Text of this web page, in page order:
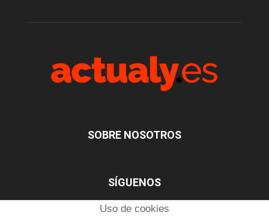
SOBRE NOSOTROS
SÍGUENOS
Uso de cookies